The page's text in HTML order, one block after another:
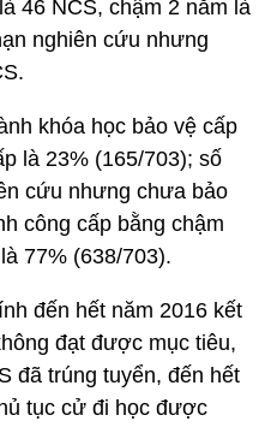
46 NCS, chậm 2 năm là
nghiên cứu nhưng
khóa học bảo vệ cấp
là 23% (165/703); số
cứu nhưng chưa bảo
công cấp bằng chậm
77% (638/703).
đến hết năm 2016 kết
đạt được mục tiêu,
đã trúng tuyển, đến hết
tục cử đi học được